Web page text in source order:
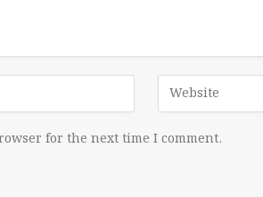
for the next time I comment.